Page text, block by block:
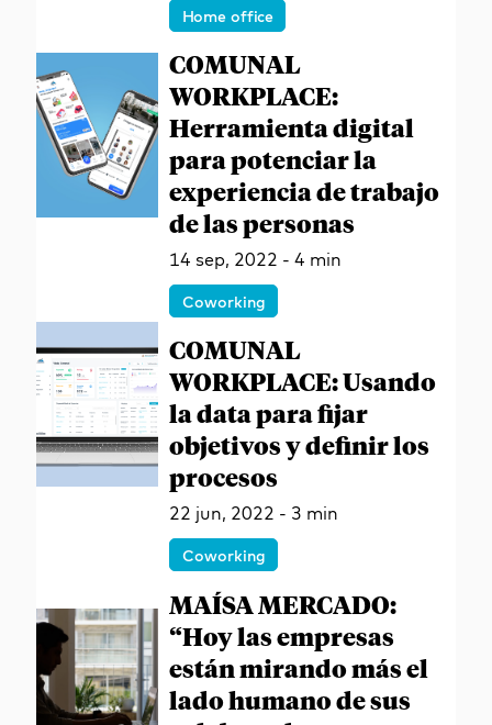
Home office
COMUNAL
WORKPLACE:
Herramienta digital
para potenciar la
experiencia de trabajo
de las personas
14 sep, 2022 - 4 min
Coworking
COMUNAL
WORKPLACE: Usando
la data para fijar
objetivos y definir los
procesos
22 jun, 2022 - 3 min
Coworking
MAÍSA MERCADO:
“Hoy las empresas
están mirando más el
lado humano de sus